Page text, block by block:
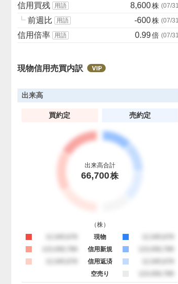
0
%
信用買残 用語 8,600株 (07/31
┗ 前週比 用語 -600株 (07/31
信用倍率 用語 0.99倍 (07/31
現物信用売買内訳
出来高
買約定 売約定
出来高合計
66,700株
（株）
現物
信用新規
信用返済
空売り